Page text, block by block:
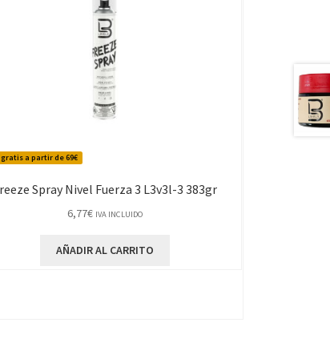
a partir de 69€
Spray Nivel Fuerza 3 L3v3l-3 383gr
6,77€ IVA INCLUIDO
AÑADIR AL CARRITO